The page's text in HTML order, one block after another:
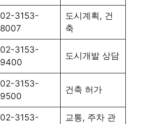
02-3153-
8007
도시계획, 건
축
02-3153-
9400
도시개발 상담
02-3153-
9500
건축 허가
02-3153- 교통, 주차 관